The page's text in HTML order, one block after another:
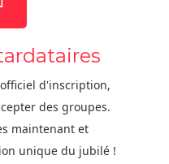
d'inscription,
des groupes.
maintenant et
unique du jubilé !